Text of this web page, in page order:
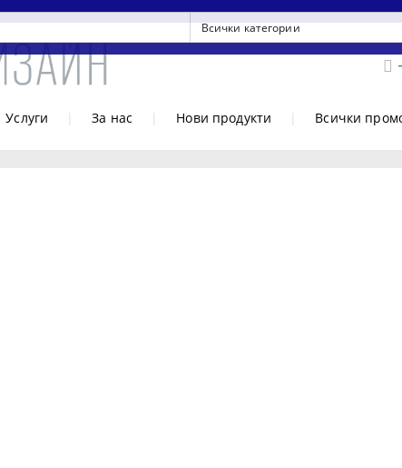
Услуги За нас Нови продукти Всички